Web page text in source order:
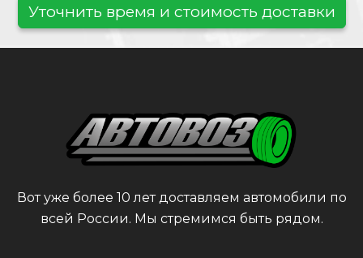
Уточнить время и стоимость доставки
Вот уже более 10 лет доставляем автомобили по
всей России. Мы стремимся быть рядом.